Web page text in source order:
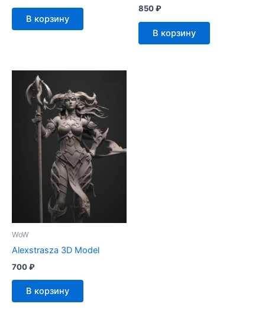
В корзину
850₽
В корзину
WoW
Alexstrasza 3D Model
700₽
В корзину